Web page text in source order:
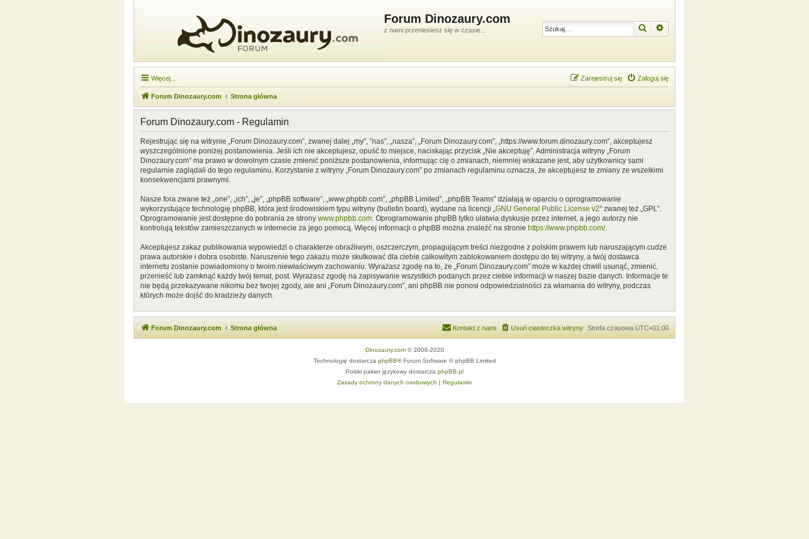
Forum Dinozaury.com
z nami przeniesiesz się w czasie... Szukaj
Więcej… Zaloguj się
Zarejestruj się
Forum Dinozaury.com Strona główna
Forum Dinozaury.com - Regulamin
Rejestrując się na witrynie „Forum Dinozaury.com”, zwanej dalej „my”, ”nas”, „nasza”, „Forum Dinozaury.com”, „https://www.forum.dinozaury.com”, akceptujesz
wyszczególnione poniżej postanowienia. Jeśli ich nie akceptujesz, opuść to miejsce, naciskając przycisk „Nie akceptuję”. Administracja witryny „Forum
Dinozaury.com” ma prawo w dowolnym czasie zmienić poniższe postanowienia, informując cię o zmianach, niemniej wskazane jest, aby użytkownicy sami
regularnie zaglądali do tego regulaminu. Korzystanie z witryny „Forum Dinozaury.com” po zmianach regulaminu oznacza, że akceptujesz te zmiany ze wszelkimi
konsekwencjami prawnymi.
Nasze fora zwane też „one”, „ich”, „je”, „phpBB software”, „www.phpbb.com”, „phpBB Limited”, „phpBB Teams” działają w oparciu o oprogramowanie
wykorzystujące technologię phpBB, która jest środowiskiem typu witryny (bulletin board), wydane na licencji „GNU General Public License v2” zwanej też „GPL”.
Oprogramowanie jest dostępne do pobrania ze strony www.phpbb.com. Oprogramowanie phpBB tylko ułatwia dyskusje przez internet, a jego autorzy nie
kontrolują tekstów zamieszczanych w internecie za jego pomocą. Więcej informacji o phpBB można znaleźć na stronie https://www.phpbb.com/.
Akceptujesz zakaz publikowania wypowiedzi o charakterze obraźliwym, oszczerczym, propagującym treści niezgodne z polskim prawem lub naruszającym cudze
prawa autorskie i dobra osobiste. Naruszenie tego zakazu może skutkować dla ciebie całkowitym zablokowaniem dostępu do tej witryny, a twój dostawca
internetu zostanie powiadomiony o twoim niewłaściwym zachowaniu. Wyrażasz zgodę na to, że „Forum Dinozaury.com” może w każdej chwili usunąć, zmienić,
przenieść lub zamknąć każdy twój temat, post. Wyrażasz zgodę na zapisywanie wszystkich podanych przez ciebie informacji w naszej bazie danych. Informacje te
nie będą przekazywane nikomu bez twojej zgody, ale ani „Forum Dinozaury.com”, ani phpBB nie ponosi odpowiedzialności za włamania do witryny, podczas
których może dojść do kradzieży danych.
Forum Dinozaury.com Strona główna Strefa czasowa UTC+01:00
Usuń ciasteczka witryny
Kontakt z nami
Dinozaury.com© 2006-2020
Technologię dostarcza phpBB® Forum Software © phpBB Limited
Polski pakiet językowy dostarcza phpBB.pl
Zasady ochrony danych osobowych | Regulamin